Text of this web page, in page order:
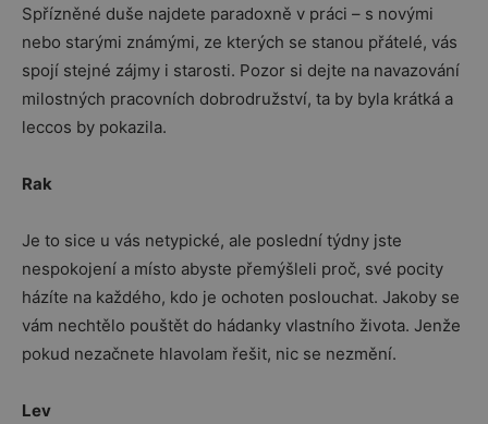
Spřízněné duše najdete paradoxně v práci – s novými
nebo starými známými, ze kterých se stanou přátelé, vás
spojí stejné zájmy i starosti. Pozor si dejte na navazování
milostných pracovních dobrodružství, ta by byla krátká a
leccos by pokazila.
Rak
Je to sice u vás netypické, ale poslední týdny jste
nespokojení a místo abyste přemýšleli proč, své pocity
házíte na každého, kdo je ochoten poslouchat. Jakoby se
vám nechtělo pouštět do hádanky vlastního života. Jenže
pokud nezačnete hlavolam řešit, nic se nezmění.
Lev